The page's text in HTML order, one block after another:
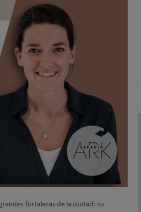
fortalezas de la ciudad: su